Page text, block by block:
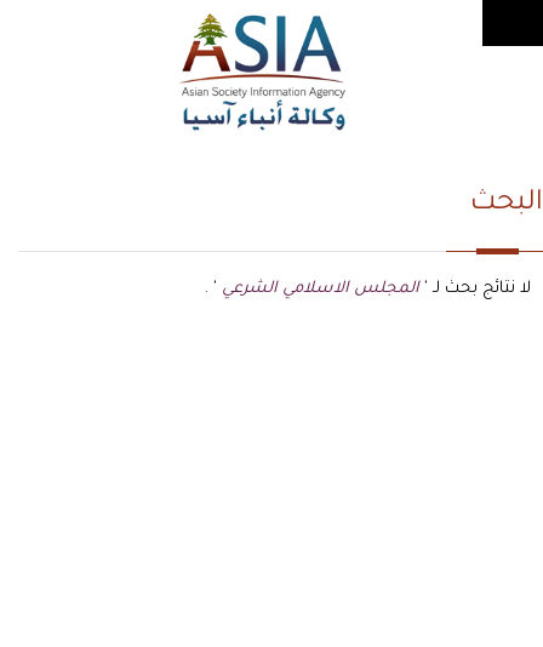
البحث
لا نتائج بحث لـ 'المجلس الاسلامي الشرعي ' .